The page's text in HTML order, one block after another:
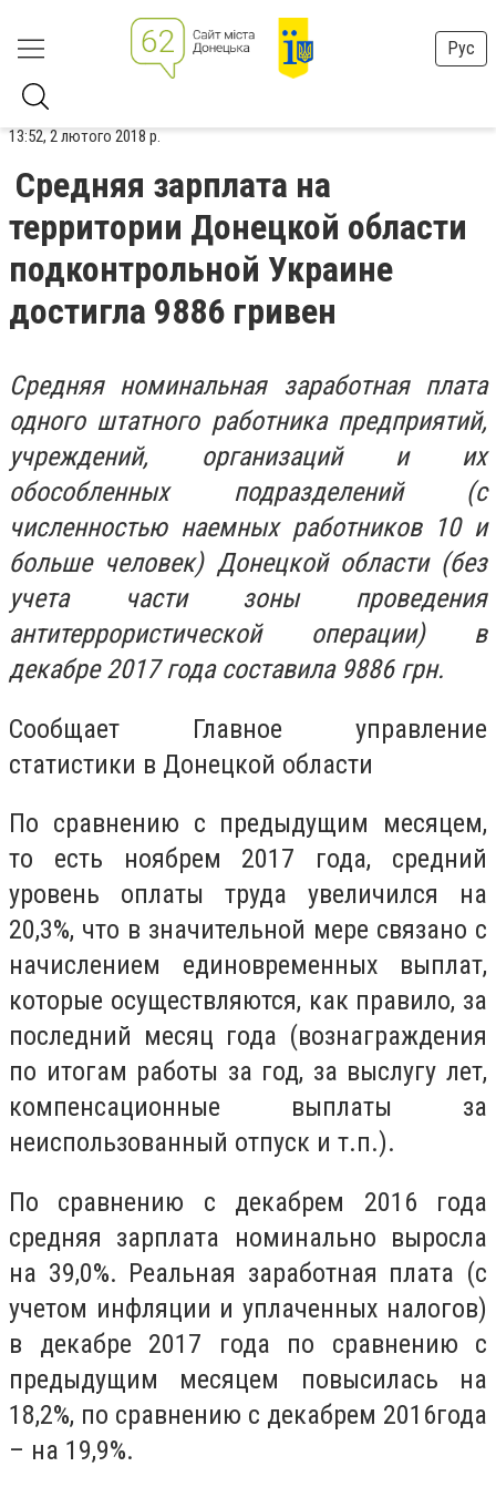
Рус
13:52, 2 лютого 2018 р.
Средняя зарплата на
территории Донецкой области
подконтрольной Украине
достигла 9886 гривен
Средняя номинальная заработная плата
одного штатного работника предприятий,
учреждений, организаций и их
обособленных подразделений (с
численностью наемных работников 10 и
больше человек) Донецкой области (без
учета части зоны проведения
антитеррористической операции) в
декабре 2017 года составила 9886 грн.
Сообщает Главное управление
статистики в Донецкой области
По сравнению с предыдущим месяцем,
то есть ноябрем 2017 года, средний
уровень оплаты труда увеличился на
20,3%, что в значительной мере связано с
начислением единовременных выплат,
которые осуществляются, как правило, за
последний месяц года (вознаграждения
по итогам работы за год, за выслугу лет,
компенсационные выплаты за
неиспользованный отпуск и т.п.).
По сравнению с декабрем 2016 года
средняя зарплата номинально выросла
на 39,0%. Реальная заработная плата (с
учетом инфляции и уплаченных налогов)
в декабре 2017 года по сравнению с
предыдущим месяцем повысилась на
18,2%, по сравнению с декабрем 2016года
– на 19,9%.